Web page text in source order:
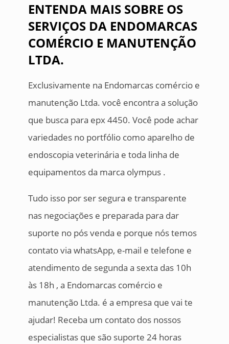
ENTENDA MAIS SOBRE OS
SERVIÇOS DA ENDOMARCAS
COMÉRCIO E MANUTENÇÃO
LTDA.
Exclusivamente na Endomarcas comércio e
manutenção Ltda. você encontra a solução
que busca para epx 4450. Você pode achar
variedades no portfólio como aparelho de
endoscopia veterinária e toda linha de
equipamentos da marca olympus .
Tudo isso por ser segura e transparente
nas negociações e preparada para dar
suporte no pós venda e porque nós temos
contato via whatsApp, e-mail e telefone e
atendimento de segunda a sexta das 10h
às 18h , a Endomarcas comércio e
manutenção Ltda. é a empresa que vai te
ajudar! Receba um contato dos nossos
especialistas que são suporte 24 horas